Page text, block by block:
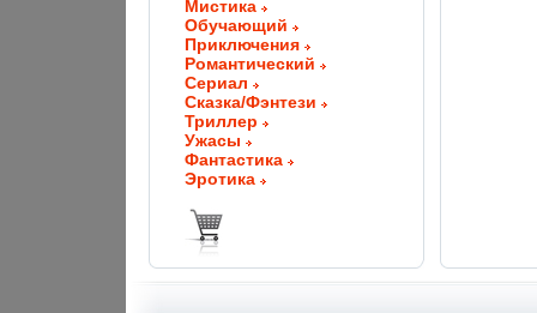
Мистика
Обучающий
Приключения
Романтический
Сериал
Сказка/Фэнтези
Триллер
Ужасы
Фантастика
Эротика